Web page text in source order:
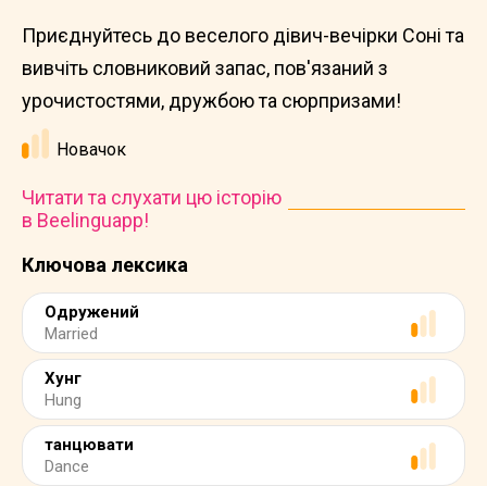
Ключова лексика
Одружений
Married
Хунг
Hung
танцювати
Dance
Приєднуйтесь до веселого дівич-вечірки Соні та
вивчіть словниковий запас, пов'язаний з
урочистостями, дружбою та сюрпризами!
Новачок
Читати та слухати цю історію
в Beelinguapp!